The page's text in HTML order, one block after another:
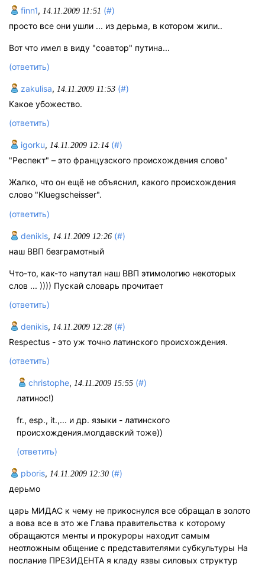
finn1, 14.11.2009 11:51 (#)
просто все они ушли ... из дерьма, в котором жили..
Вот что имел в виду "соавтор" путина...
(ответить)
zakulisa, 14.11.2009 11:53 (#)
Какое убожество.
(ответить)
igorku, 14.11.2009 12:14 (#)
"Респект" – это французского происхождения слово"
Жалко, что он ещё не объяснил, какого происхождения
слово "Kluegscheisser".
(ответить)
denikis, 14.11.2009 12:26 (#)
наш ВВП безграмотный
Что-то, как-то напутал наш ВВП этимологию некоторых
слов ... )))) Пускай словарь прочитает
(ответить)
denikis, 14.11.2009 12:28 (#)
Respectus - это уж точно латинского происхождения.
(ответить)
christophe, 14.11.2009 15:55 (#)
латинос!)
fr., esp., it.,... и др. языки - латинского
происхождения.молдавский тоже))
(ответить)
pboris, 14.11.2009 12:30 (#)
дерьмо
царь МИДАС к чему не прикоснулся все обращал в золото
а вова все в это же Глава правительства к которому
обращаются менты и прокуроры находит самым
неотложным общение с представителями субкультуры На
послание ПРЕЗИДЕНТА я кладу язвы силовых структур